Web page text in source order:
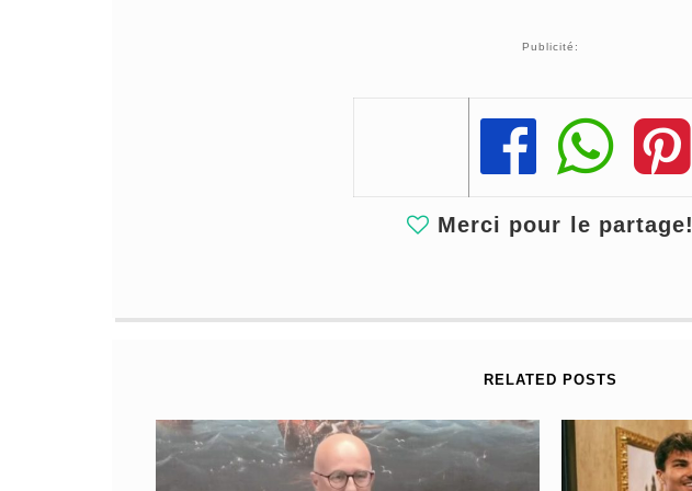
Publicité:
Share
Share
Share
Merci pour le partage!
RELATED POSTS